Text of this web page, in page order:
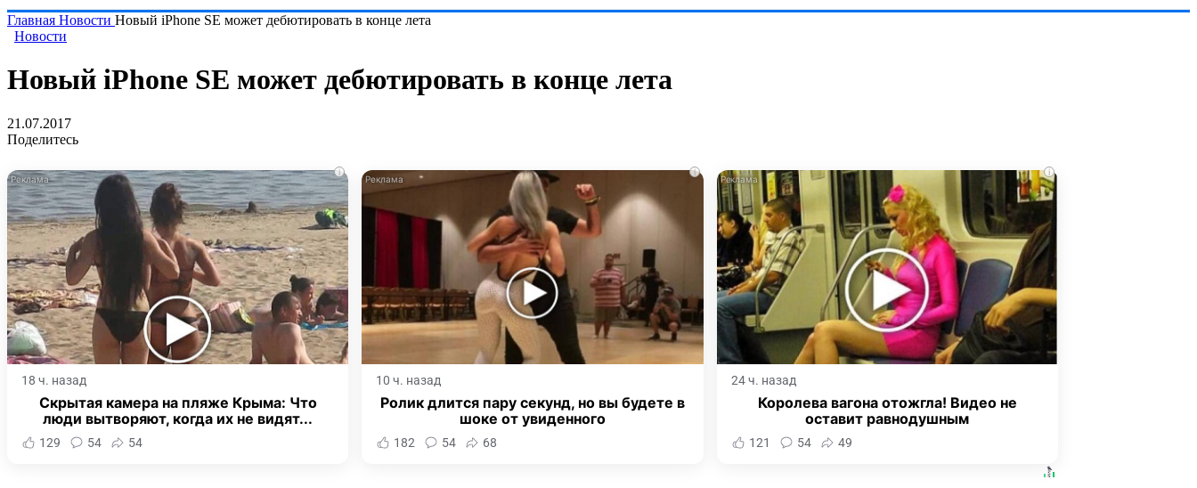
Главная Новости Новый iPhone SE может дебютировать в конце лета
Новости
Новый iPhone SE может дебютировать в конце лета
21.07.2017
Поделитесь
i
18 ч. назад
Скрытая камера на пляже Крыма: Что
люди вытворяют, когда их не видят...
129 54 54
i
10 ч. назад
Ролик длится пару секунд, но вы будете в
шоке от увиденного
182 54 68
i
24 ч. назад
Королева вагона отожгла! Видео не
оставит равнодушным
121 54 49